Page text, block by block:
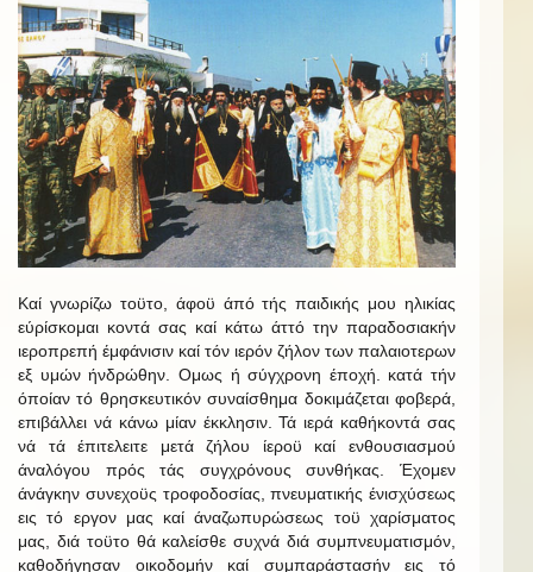
Καί γνωρίζω τοϋτο, άφοϋ άπό τής παιδικής μου ηλικίας
εύρίσκομαι κοντά σας καί κάτω άττό την παραδοσιακήν
ιεροπρεπή έμφάνισιν καί τόν ιερόν ζήλον των παλαιοτερων
εξ υμών ήνδρώθην. Ομως ή σύγχρονη έποχή. κατά τήν
όποίαν τό θρησκευτικόν συναίσθημα δοκιμάζεται φοβερά,
επιβάλλει νά κάνω μίαν έκκλησιν. Τά ιερά καθήκοντά σας
νά τά έπιτελειτε μετά ζήλου ίεροϋ καί ενθουσιασμού
άναλόγου πρός τάς συγχρόνους συνθήκας. Έχομεν
άνάγκην συνεχοϋς τροφοδοσίας, πνευματικής ένισχύσεως
εις τό εργον μας καί άναζωπυρώσεως τοϋ χαρίσματος
μας, διά τοϋτο θά καλείσθε συχνά διά συμπνευματισμόν,
καθοδήγησαν οικοδομήν καί συμπαράστασήν εις τό